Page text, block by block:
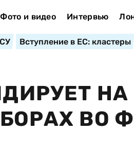
Фото и видео Интервью
Вступление в ЕС: кластеры
НА
ВО